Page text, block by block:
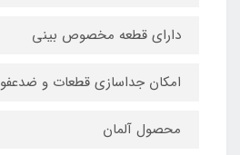
دارای قطعه مخصوص بینی
امکان جداسازی قطعات و
محصول آلمان